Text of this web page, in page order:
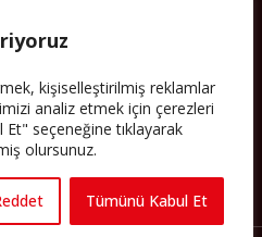
kişiselleştirilmiş reklamlar
analiz etmek için çerezleri
seçeneğine tıklayarak
olursunuz.
Tümünü Kabul Et
TAKIP EDEBILIRSINIZ